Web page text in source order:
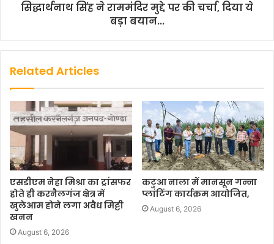
सिद्धार्थनाथ सिंह ने राममंदिर मुद्दे पर की चर्चा, दिया ये
बड़ा बयान...
Related Articles
एसडीएम नेहा मिश्रा का ट्रांसफर
होते ही करनैलगंज क्षेत्र में
खुलेआम होने लगा अवैध मिट्टी
खनन
August 6, 2026
कटुआ नाला में मानसून गन्ना
प्लांटिंग कार्यक्रम आयोजित,
August 6, 2026